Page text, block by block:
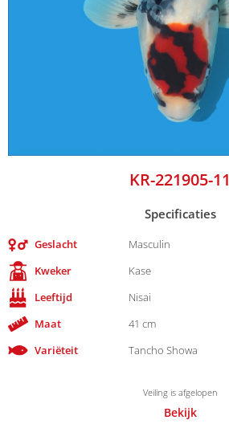
KR-221905-11
Specificaties
Geslacht
Masculin
Kweker
Kase
Leeftijd
Nisai
Maat
41 cm
Variëteit
Tancho Showa
Veiling is afgelopen
Bekijk